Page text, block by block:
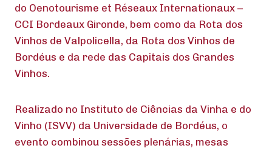
do Oenotourisme et Réseaux Internationaux –
CCI Bordeaux Gironde, bem como da Rota dos
Vinhos de Valpolicella, da Rota dos Vinhos de
Bordéus e da rede das Capitais dos Grandes
Vinhos.
Realizado no Instituto de Ciências da Vinha e do
Vinho (ISVV) da Universidade de Bordéus, o
evento combinou sessões plenárias, mesas